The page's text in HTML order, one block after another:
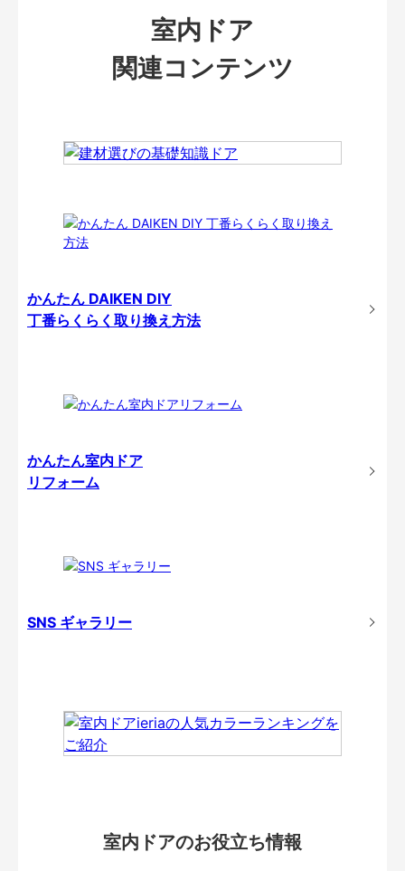
室内ドア
関連コンテンツ
かんたん DAIKEN DIY
丁番らくらく取り換え方法
かんたん室内ドア
リフォーム
SNS ギャラリー
室内ドアのお役立ち情報